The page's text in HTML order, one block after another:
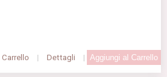
Carrello | Dettagli |